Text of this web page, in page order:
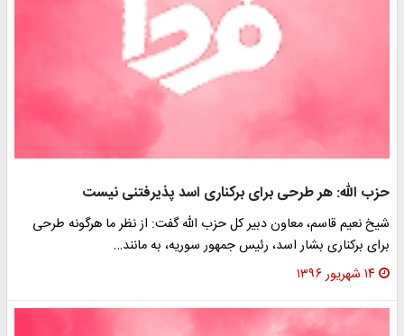
حزب الله: هر طرحی برای برکناری اسد پذیرفتنی نیست
شیخ نعیم قاسم، معاون دبیر کل حزب الله گفت: از نظر ما هرگونه طرحی
برای برکناری بشار اسد، رئیس جمهور سوریه، به مانند…
۱۴ شهریور ۱۳۹۶